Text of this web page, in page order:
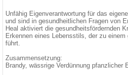
Unfähig Eigenverantwortung für das
und sind in gesundheitlichen Fragen von
Heal aktiviert die gesundheitsfördernden
Erkennen eines Lebensstils, der zu
führt.
Zusammensetzung:
Brandy, wässrige Verdünnung pfanzlicher